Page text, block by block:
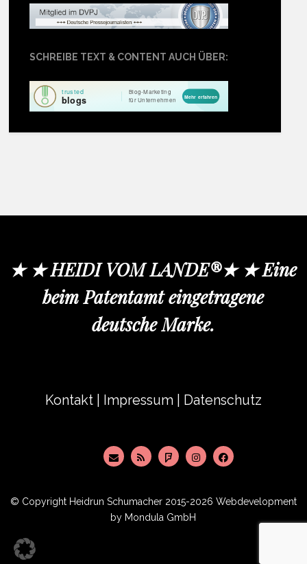
SCHREIBE TEXT & CONTENT AUCH ÜBER:
★ ★ HEIDI VOM LANDE®★ ★ Eine
beim Patentamt eingetragene
deutsche Marke.
Kontakt Impressum Datenschutz
© Copyright Heidrun Schumacher 2015-2026 Webdevelopment
by Mondula GmbH